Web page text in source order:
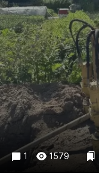
Экономика
ПРОЕКТЫ
Блоги
Издания
Интересное
Клиника
Бренд года
1 1579